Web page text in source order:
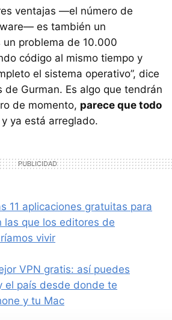
ventajas —el número de
es también un
un problema de 10.000
código al mismo tiempo y
el sistema operativo”, dice
de Gurman. Es algo que tendrán
de momento, parece que todo
y ya está arreglado.
11 aplicaciones gratuitas para
las que los editores de
vivir
VPN gratis: así puedes
el país desde donde te
y tu Mac